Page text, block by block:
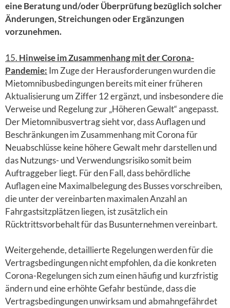
eine Beratung und/oder Überprüfung bezüglich solcher
Änderungen, Streichungen oder Ergänzungen
vorzunehmen.
15. Hinweise im Zusammenhang mit der Corona-
Pandemie: Im Zuge der Herausforderungen wurden die
Mietomnibusbedingungen bereits mit einer früheren
Aktualisierung um Ziffer 12 ergänzt, und insbesondere die
Verweise und Regelung zur „Höheren Gewalt“ angepasst.
Der Mietomnibusvertrag sieht vor, dass Auflagen und
Beschränkungen im Zusammenhang mit Corona für
Neuabschlüsse keine höhere Gewalt mehr darstellen und
das Nutzungs- und Verwendungsrisiko somit beim
Auftraggeber liegt. Für den Fall, dass behördliche
Auflagen eine Maximalbelegung des Busses vorschreiben,
die unter der vereinbarten maximalen Anzahl an
Fahrgastsitzplätzen liegen, ist zusätzlich ein
Rücktrittsvorbehalt für das Busunternehmen vereinbart.
Weitergehende, detaillierte Regelungen werden für die
Vertragsbedingungen nicht empfohlen, da die konkreten
Corona-Regelungen sich zum einen häufig und kurzfristig
ändern und eine erhöhte Gefahr bestünde, dass die
Vertragsbedingungen unwirksam und abmahngefährdet